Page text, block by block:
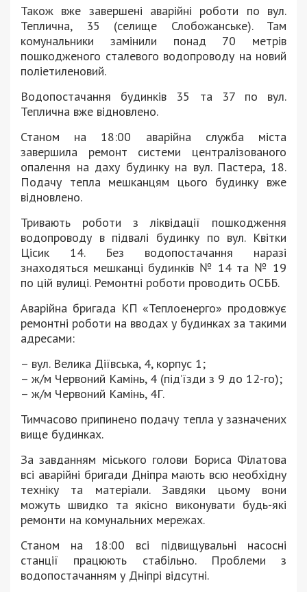
Також вже завершені аварійні роботи по вул.
Теплична, 35 (селище Слобожанське). Там
комунальники замінили понад 70 метрів
пошкодженого сталевого водопроводу на новий
поліетиленовий.
Водопостачання будинків 35 та 37 по вул.
Теплична вже відновлено.
Станом на 18:00 аварійна служба міста
завершила ремонт системи централізованого
опалення на даху будинку на вул. Пастера, 18.
Подачу тепла мешканцям цього будинку вже
відновлено.
Тривають роботи з ліквідації пошкодження
водопроводу в підвалі будинку по вул. Квітки
Цісик 14. Без водопостачання наразі
знаходяться мешканці будинків № 14 та № 19
по цій вулиці. Ремонтні роботи проводить ОСББ.
Аварійна бригада КП «Теплоенерго» продовжує
ремонтні роботи на вводах у будинках за такими
адресами:
– вул. Велика Діївська, 4, корпус 1;
– ж/м Червоний Камінь, 4 (під’їзди з 9 до 12-го);
– ж/м Червоний Камінь, 4Г.
Тимчасово припинено подачу тепла у зазначених
вище будинках.
За завданням міського голови Бориса Філатова
всі аварійні бригади Дніпра мають всю необхідну
техніку та матеріали. Завдяки цьому вони
можуть швидко та якісно виконувати будь-які
ремонти на комунальних мережах.
Станом на 18:00 всі підвищувальні насосні
станції працюють стабільно. Проблеми з
водопостачанням у Дніпрі відсутні.